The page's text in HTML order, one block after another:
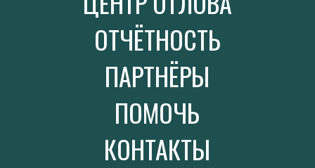
ПОМОЧЬ
ПАРТНЁРЫ
КОНТАКТЫ
ОТЧЁТНОСТЬ